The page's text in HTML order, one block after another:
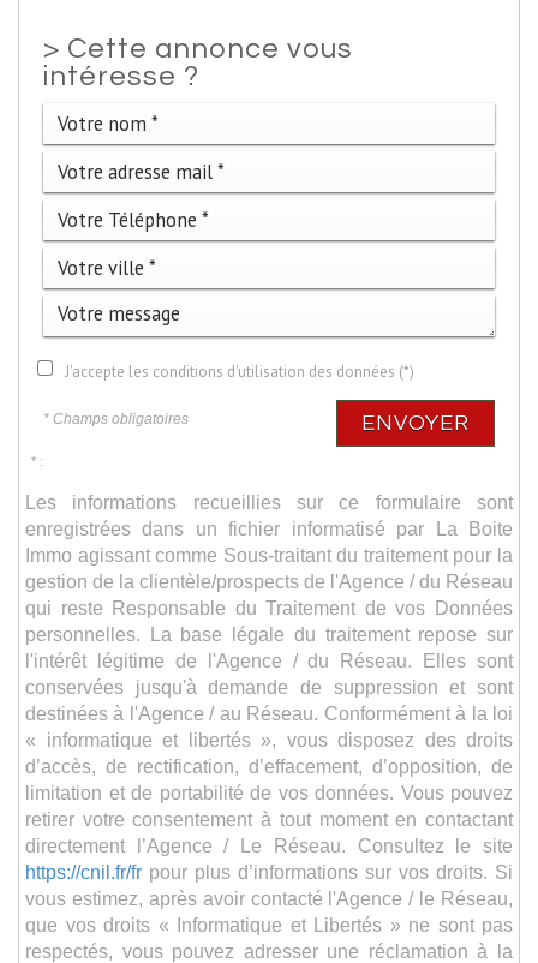
> Cette annonce vous
intéresse ?
J'accepte les conditions d'utilisation des données (*)
* Champs obligatoires ENVOYER
* :
Les informations recueillies sur ce formulaire sont
enregistrées dans un fichier informatisé par La Boite
Immo agissant comme Sous-traitant du traitement pour la
gestion de la clientèle/prospects de l'Agence / du Réseau
qui reste Responsable du Traitement de vos Données
personnelles. La base légale du traitement repose sur
l'intérêt légitime de l'Agence / du Réseau. Elles sont
conservées jusqu'à demande de suppression et sont
destinées à l'Agence / au Réseau. Conformément à la loi
« informatique et libertés », vous disposez des droits
d’accès, de rectification, d’effacement, d’opposition, de
limitation et de portabilité de vos données. Vous pouvez
retirer votre consentement à tout moment en contactant
directement l’Agence / Le Réseau. Consultez le site
https://cnil.fr/fr pour plus d’informations sur vos droits. Si
vous estimez, après avoir contacté l'Agence / le Réseau,
que vos droits « Informatique et Libertés » ne sont pas
respectés, vous pouvez adresser une réclamation à la